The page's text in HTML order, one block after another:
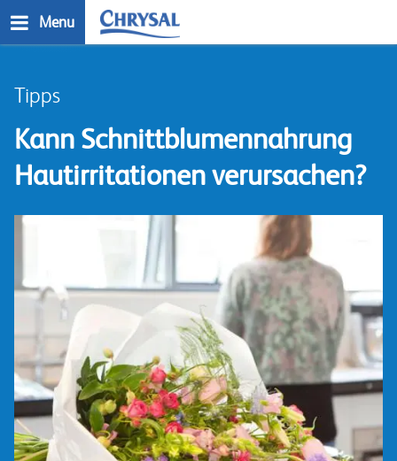
zum
Menu
Tipps
Kann Schnittblumennahrung
Hautirritationen verursachen?